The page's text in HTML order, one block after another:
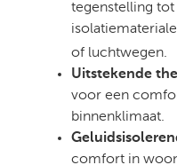
tegenstelling
of luchtwegen.
Uitstekende
voor een
binnenklimaat.
comfort in